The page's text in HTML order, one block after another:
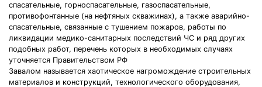
спасательные, горноспасательные, газоспасательные,
противофонтанные (на нефтяных скважинах), а также аварийно-
спасательные, связанные с тушением пожаров, работы по
ликвидации медико-санитарных последствий ЧС и ряд других
подобных работ, перечень которых в необходимых случаях
уточняется Правительством РФ
Завалом называется хаотическое нагромождение строительных
материалов и конструкций, технологического оборудования,